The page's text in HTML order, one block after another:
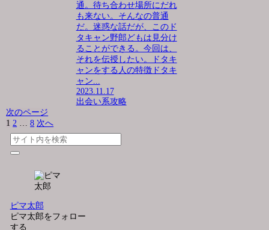
通。待ち合わせ場所にだれ
も来ない。そんなの普通
だ。迷惑な話だが、このド
タキャン野郎どもは見分け
ることができる。今回は、
それを伝授したい。ドタキ
ャンをする人の特徴ドタキ
ャン...
2023.11.17
出会い系攻略
次のページ
1 2 … 8 次へ
ピマ太郎
ピマ太郎をフォロー
する